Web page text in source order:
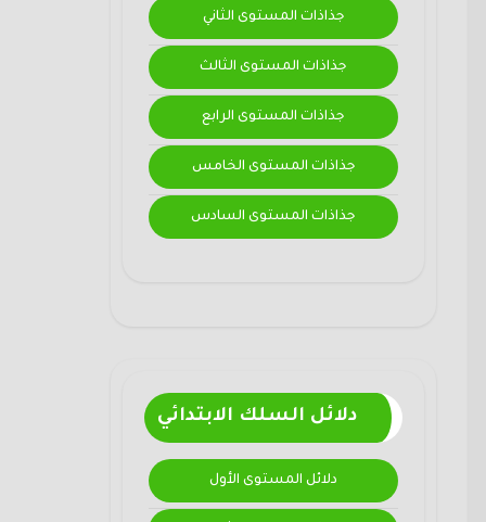
جذاذات المستوى الثاني
جذاذات المستوى الثالث
جذاذات المستوى الرابع
جذاذات المستوى الخامس
جذاذات المستوى السادس
دلائل السلك الابتدائي
دلائل المستوى الأول